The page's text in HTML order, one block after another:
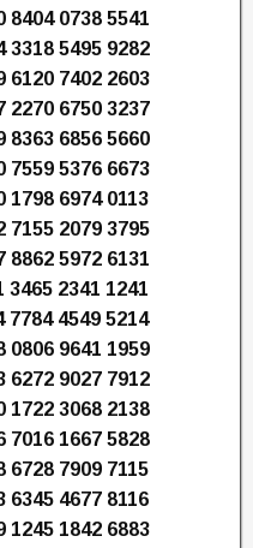
8404 0738 5541
3318 5495 9282
6120 7402 2603
2270 6750 3237
8363 6856 5660
7559 5376 6673
1798 6974 0113
7155 2079 3795
8862 5972 6131
3465 2341 1241
7784 4549 5214
0806 9641 1959
6272 9027 7912
1722 3068 2138
7016 1667 5828
6728 7909 7115
6345 4677 8116
1245 1842 6883